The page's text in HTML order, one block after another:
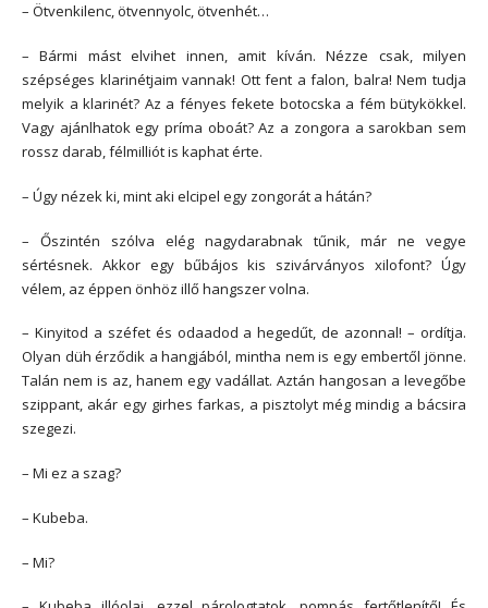
– Ötvenkilenc, ötvennyolc, ötvenhét…
– Bármi mást elvihet innen, amit kíván. Nézze csak, milyen
szépséges klarinétjaim vannak! Ott fent a falon, balra! Nem tudja
melyik a klarinét? Az a fényes fekete botocska a fém bütykökkel.
Vagy ajánlhatok egy príma oboát? Az a zongora a sarokban sem
rossz darab, félmilliót is kaphat érte.
– Úgy nézek ki, mint aki elcipel egy zongorát a hátán?
– Őszintén szólva elég nagydarabnak tűnik, már ne vegye
sértésnek. Akkor egy bűbájos kis szivárványos xilofont? Úgy
vélem, az éppen önhöz illő hangszer volna.
– Kinyitod a széfet és odaadod a hegedűt, de azonnal! – ordítja.
Olyan düh érződik a hangjából, mintha nem is egy embertől jönne.
Talán nem is az, hanem egy vadállat. Aztán hangosan a levegőbe
szippant, akár egy girhes farkas, a pisztolyt még mindig a bácsira
szegezi.
– Mi ez a szag?
– Kubeba.
– Mi?